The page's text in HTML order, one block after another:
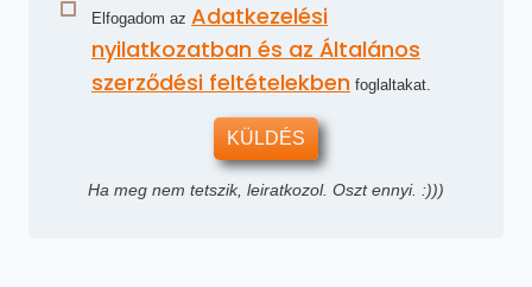
Elfogadom az Adatkezelési
nyilatkozatban és az Általános
szerződési feltételekben foglaltakat.
KÜLDÉS
Ha meg nem tetszik, leiratkozol. Oszt ennyi. :)))